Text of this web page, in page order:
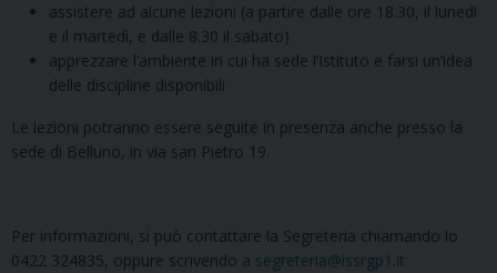
assistere ad alcune lezioni (a partire dalle ore 18.30, il lunedì
e il martedì, e dalle 8.30 il sabato)
apprezzare l’ambiente in cui ha sede l’Istituto e farsi un’idea
delle discipline disponibili
Le lezioni potranno essere seguite in presenza anche presso la
sede di Belluno, in via san Pietro 19.
Per informazioni, si può contattare la Segreteria chiamando lo
0422 324835, oppure scrivendo a segreteria@issrgp1.it